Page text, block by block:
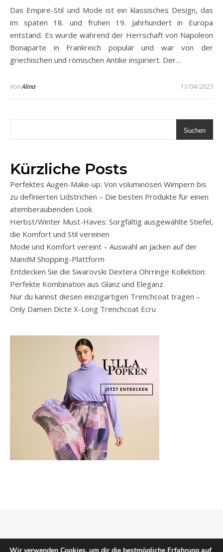
Das Empire-Stil und Mode ist ein klassisches Design, das
im späten 18. und frühen 19. Jahrhundert in Europa
entstand. Es wurde während der Herrschaft von Napoleon
Bonaparte in Frankreich populär und war von der
griechischen und römischen Antike inspiriert. Der…
VonAlina 11/04/2023
Suchen
Kürzliche Posts
Perfektes Augen-Make-up: Von voluminösen Wimpern bis
zu definierten Lidstrichen – Die besten Produkte für einen
atemberaubenden Look
Herbst/Winter Must-Haves: Sorgfältig ausgewählte Stiefel,
die Komfort und Stil vereinen
Mode und Komfort vereint – Auswahl an Jacken auf der
MandM Shopping-Plattform
Entdecken Sie die Swarovski Dextera Ohrringe Kollektion:
Perfekte Kombination aus Glanz und Eleganz
Nur du kannst diesen einzigartigen Trenchcoat tragen –
Only Damen Dicte X-Long Trenchcoat Ecru
Copyright © 2026 Mode Klassiker Impressum Datenschutz